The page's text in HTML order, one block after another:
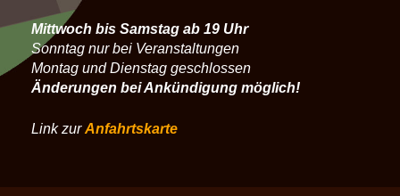
Mittwoch bis Samstag ab 19 Uhr
Sonntag nur bei Veranstaltungen
Montag und Dienstag geschlossen
Änderungen bei Ankündigung möglich!
Link zurAnfahrtskarte